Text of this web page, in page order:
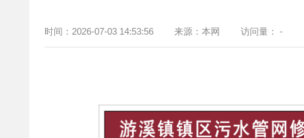
时间： 2026-07-03 14:53:56 来源： 本网 访问量： -